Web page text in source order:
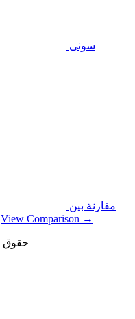
سونى
مقارنة بين
View Comparison →